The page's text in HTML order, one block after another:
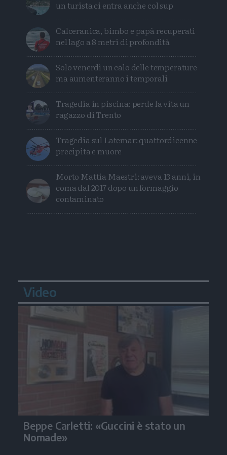
un turista ci entra anche col sup
Calceranica, bimbo e papà recuperati
nel lago a 8 metri di profondità
Solo venerdì un calo delle temperature
ma aumenteranno i temporali
Tragedia in piscina: perde la vita un
ragazzo di Trento
Tragedia sul Latemar: quattordicenne
precipita e muore
Morto Mattia Maestri: aveva 13 anni, in
coma dal 2017 dopo un formaggio
contaminato
Video
Beppe Carletti: «Guccini è stato un
Nomade»